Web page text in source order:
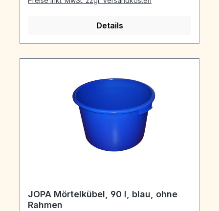
Details
JOPA Mörtelkübel, 90 l, blau, ohne
Rahmen